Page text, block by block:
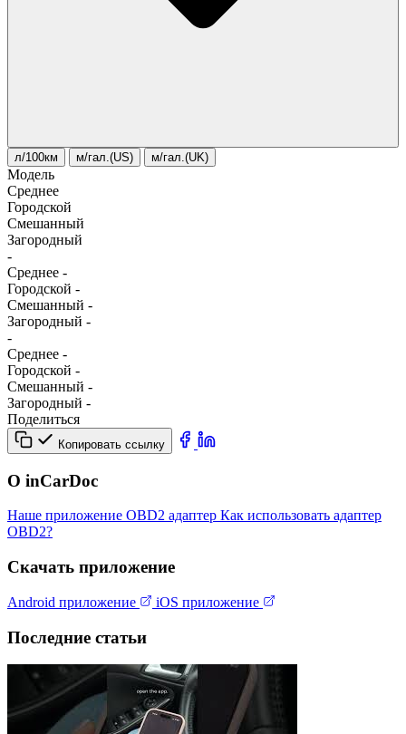
л/100км м/гал.(US) м/гал.(UK)
Модель
Среднее
Городской
Смешанный
Загородный
-
Среднее -
Городской -
Смешанный -
Загородный -
-
Среднее -
Городской -
Смешанный -
Загородный -
Поделиться
Копировать ссылку
О inCarDoc
Наше приложение OBD2 адаптер Как использовать адаптер
OBD2?
Скачать приложение
Android приложение iOS приложение
Последние статьи